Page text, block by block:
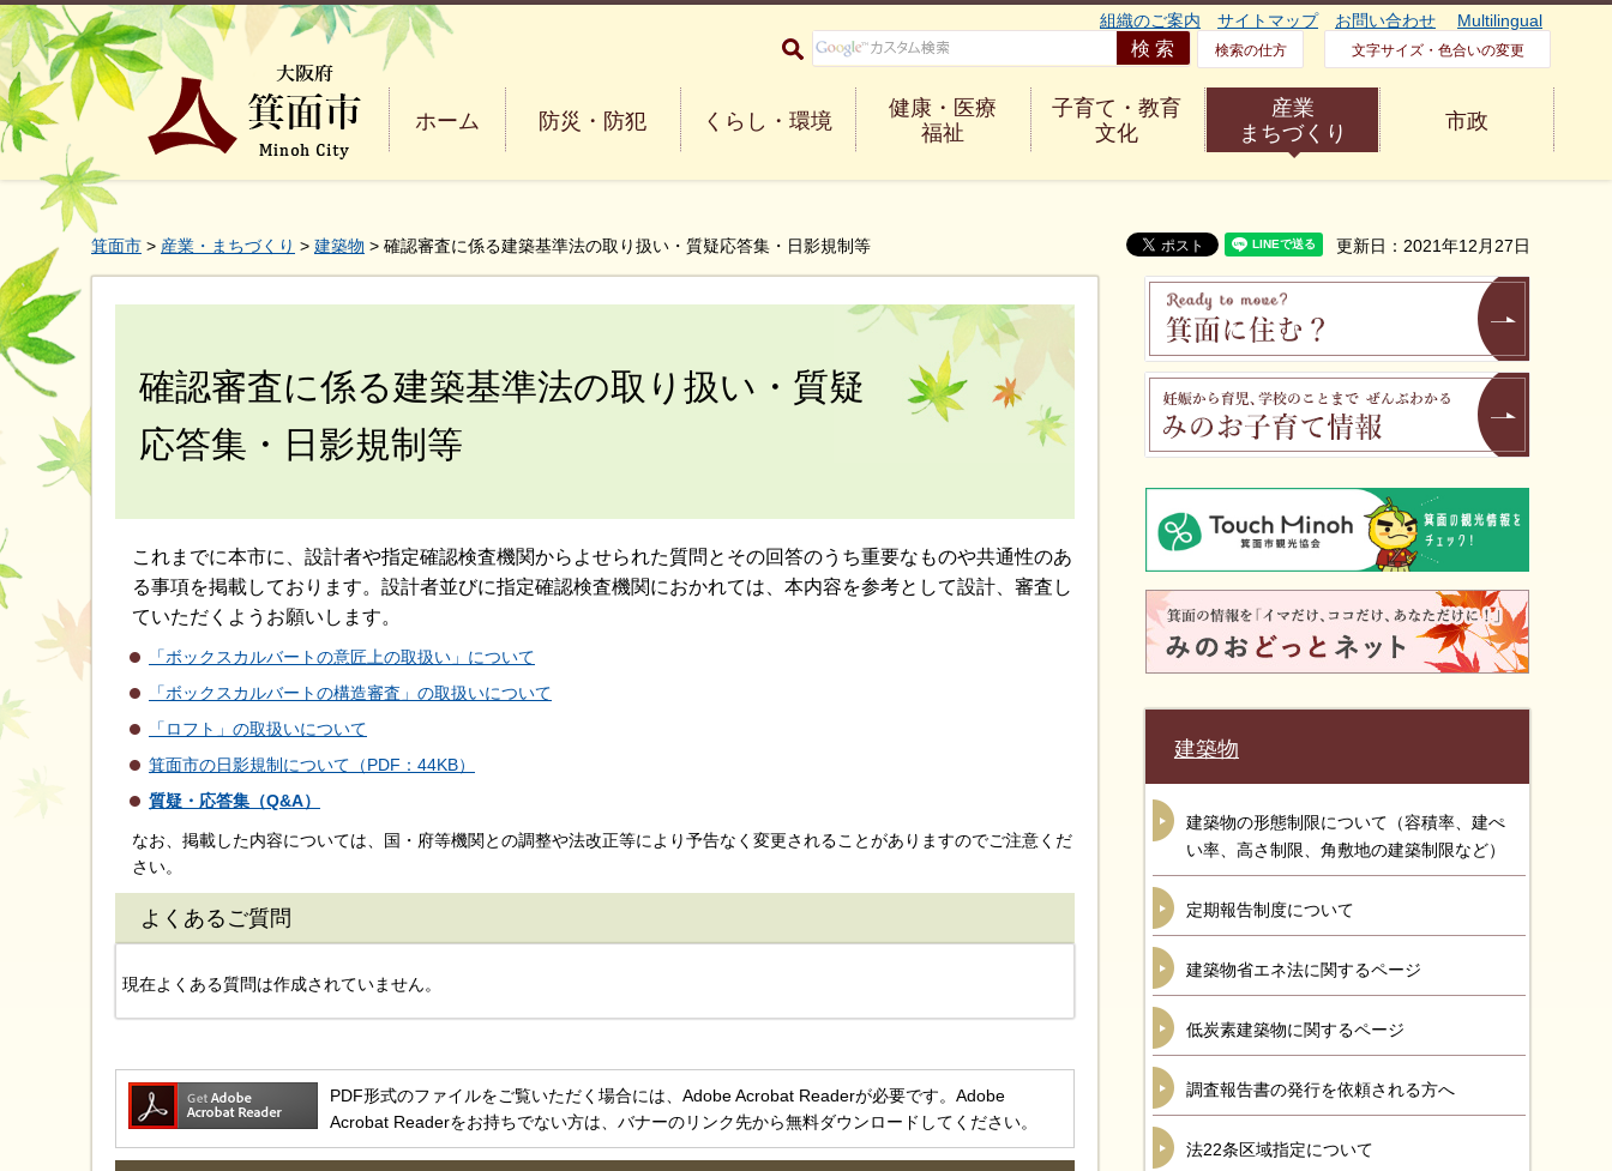
大阪府箕面市 Minoh City
組織のご案内 サイトマップ お問い合わせ Multilingual
検索の仕方 文字サイズ・色合いの変更
ホーム 防災・防犯 くらし・環境
健康・医療
福祉
子育て・教育
文化
産業
まちづくり
市政
箕面市 > 産業・まちづくり > 建築物 > 確認審査に係る建築基準法の取り扱い・質疑応答集・日影規制等 更新日：2021年12月27日
確認審査に係る建築基準法の取り扱い・質疑
応答集・日影規制等
これまでに本市に、設計者や指定確認検査機関からよせられた質問とその回答のうち重要なものや共通性のあ
る事項を掲載しております。設計者並びに指定確認検査機関におかれては、本内容を参考として設計、審査し
ていただくようお願いします。
「ボックスカルバートの意匠上の取扱い」について
「ボックスカルバートの構造審査」の取扱いについて
「ロフト」の取扱いについて
箕面市の日影規制について（PDF：44KB）
質疑・応答集（Q&A）
なお、掲載した内容については、国・府等機関との調整や法改正等により予告なく変更されることがありますのでご注意くだ
さい。
よくあるご質問
現在よくある質問は作成されていません。
PDF形式のファイルをご覧いただく場合には、Adobe Acrobat Readerが必要です。Adobe
Acrobat Readerをお持ちでない方は、バナーのリンク先から無料ダウンロードしてください。
建築物
建築物の形態制限について（容積率、建ぺ
い率、高さ制限、角敷地の建築制限など）
定期報告制度について
建築物省エネ法に関するページ
低炭素建築物に関するページ
調査報告書の発行を依頼される方へ
法22条区域指定について